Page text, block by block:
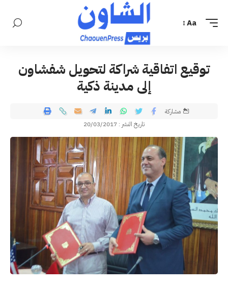
Aa
توقيع اتفاقية شراكة لتحويل شفشاون
إلى مدينة ذكية
تاريخ النشر : 20/03/2017
مشاركة